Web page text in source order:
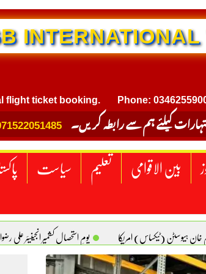
INTERNATIONAL
booking. Phone: 03462559008 |
کیلئے ہم سے رابطہ کریں۔
بین الاقوامی تعلیم سیاست
خان ہیوسٹن (ٹیکساس) امریکا یومِ استحصالِ کشمیر انجینیئر علی
صابری